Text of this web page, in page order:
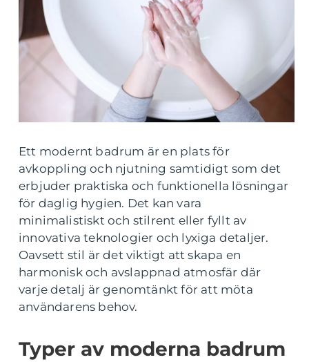
Ett modernt badrum är en plats för
avkoppling och njutning samtidigt som det
erbjuder praktiska och funktionella lösningar
för daglig hygien. Det kan vara
minimalistiskt och stilrent eller fyllt av
innovativa teknologier och lyxiga detaljer.
Oavsett stil är det viktigt att skapa en
harmonisk och avslappnad atmosfär där
varje detalj är genomtänkt för att möta
användarens behov.
Typer av moderna badrum